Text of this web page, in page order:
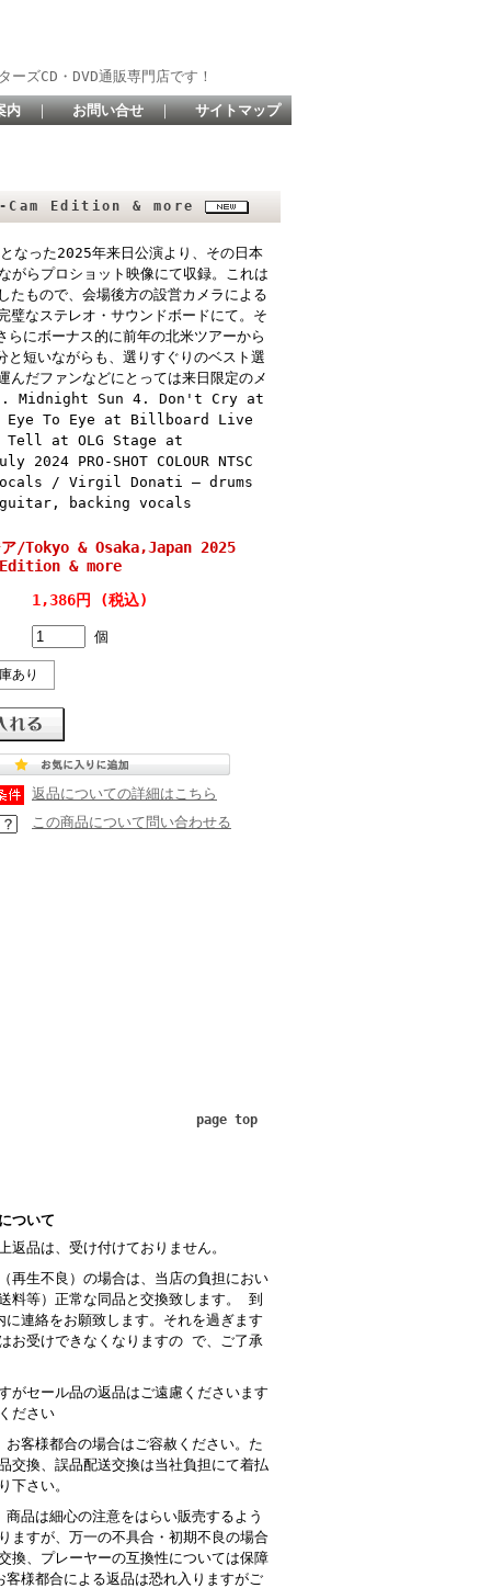
ズCD・DVD通販専門店です！
内 ｜ お問い合せ ｜ サイトマップ
Cam Edition & more
なった2025年来日公演より、その日本
がらプロショット映像にて収録。これは
たもので、会場後方の設営カメラによる
璧なステレオ・サウンドボードにて。そ
にボーナス的に前年の北米ツアーから
短いながらも、選りすぐりのベスト選
んだファンなどにとっては来日限定のメ
3. Midnight Sun 4. Don't Cry at
Eye To Eye at Billboard Live
Tell at OLG Stage at
PRO-SHOT COLOUR NTSC
/ Virgil Donati – drums
backing vocals
/Tokyo & Osaka,Japan 2025
& more
1,386円 (税込)
個
あり
返品についての詳細はこちら
この商品について問い合わせる
page top
ついて
返品は、受け付けておりません。
再生不良）の場合は、当店の負担におい
料等）正常な同品と交換致します。 到
に連絡をお願致します。それを過ぎます
お受けできなくなりますの で、ご了承
がセール品の返品はご遠慮くださいます
ださい
客様都合の場合はご容赦ください。た
交換、誤品配送交換は当社負担にて着払
下さい。
品は細心の注意をはらい販売するよう
ますが、万一の不具合・初期不良の場合
換、プレーヤーの互換性については保障
様都合による返品は恐れ入りますがご